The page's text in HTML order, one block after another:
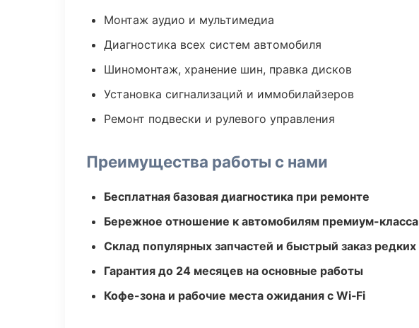
Монтаж аудио и мультимедиа
Диагностика всех систем автомобиля
Шиномонтаж, хранение шин, правка дисков
Установка сигнализаций и иммобилайзеров
Ремонт подвески и рулевого управления
Преимущества работы с нами
Бесплатная базовая диагностика при ремонте
Бережное отношение к автомобилям премиум-класса
Склад популярных запчастей и быстрый заказ редких
Гарантия до 24 месяцев на основные работы
Кофе-зона и рабочие места ожидания с Wi‑Fi